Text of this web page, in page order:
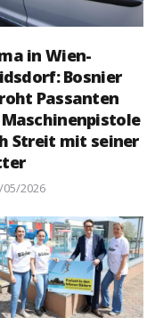
in Wien-
Bosnier
Passanten
Streit mit seiner
05/2026